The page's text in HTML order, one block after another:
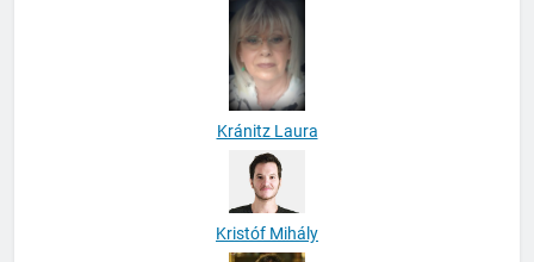
Kránitz Laura
Kristóf Mihály